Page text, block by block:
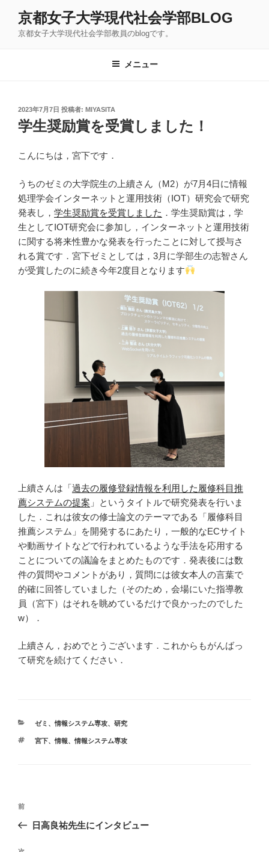
京都女子大学現代社会学部BLOG
京都女子大学現代社会学部教員のblogです。
メニュー
投
稿
日:
2023年7月7日 投稿者: MIYASITA
学生奨励賞を受賞しました！
こんにちは，宮下です．
うちのゼミの大学院生の上續さん（M2）が7月4日に情報
処理学会インターネットと運用技術（IOT）研究会で研究
発表し， 学生奨励賞を受賞しました ．学生奨励賞は，学
生としてIOT研究会に参加し，インターネットと運用技術
に関する将来性豊かな発表を行ったことに対して授与さ
れる賞です．宮下ゼミとしては，3月に学部生の志智さん
が受賞したのに続き今年2度目となります
上續さんは「過去の履修登録情報を利用した履修科目推
薦システムの提案 」というタイトルで研究発表を行いま
した．これは彼女の修士論文のテーマである「履修科目
推薦システム」を開発するにあたり，一般的なECサイト
や動画サイトなどで行われているような手法を応用する
ことについての議論をまとめたものです．発表後には数
件の質問やコメントがあり，質問には彼女本人の言葉で
的確に回答していました（そのため，会場にいた指導教
員（宮下）はそれを眺めているだけで良かったのでした
w）．
上續さん，おめでとうございます．これからもがんばっ
て研究を続けてください．
カ
ゴ
ゼミ 、情報システム専攻、 研究
タ
宮下、情報、情報システム専攻
投
前
の
前
日高良祐先生にインタビュー